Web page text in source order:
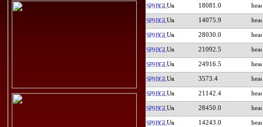
SP9BGL 18081.0
SP9BGL 14075.9
SP9BGL 28030.0
SP9BGL 21092.5
SP9BGL 24916.5
SP9BGL 3573.4
SP9BGL 21142.4
SP9BGL 28450.0
SP9BGL 14243.0